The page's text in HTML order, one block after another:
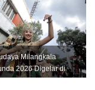
Milangkala
2026 Digelar di